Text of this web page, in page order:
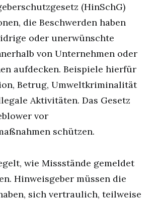
(HinSchG)
die Beschwerden haben
oder unerwünschte
von Unternehmen oder
aufdecken. Beispiele hierfür
Betrug, Umweltkriminalität
Aktivitäten. Das Gesetz
vor
schützen.
wie Missstände gemeldet
Hinweisgeber müssen die
sich vertraulich, teilweise